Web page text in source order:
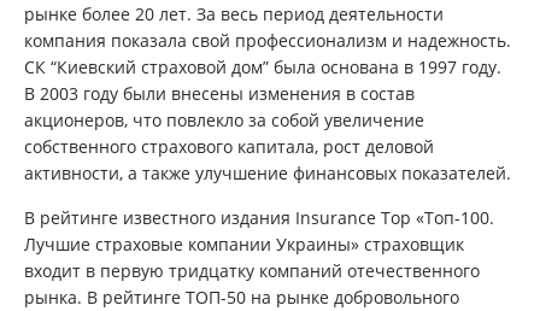
рынке более 20 лет. За весь период деятельности
компания показала свой профессионализм и надежность.
СК “Киевский страховой дом” была основана в 1997 году.
В 2003 году были внесены изменения в состав
акционеров, что повлекло за собой увеличение
собственного страхового капитала, рост деловой
активности, а также улучшение финансовых показателей.
В рейтинге известного издания Insurance Top «Топ-100.
Лучшие страховые компании Украины» страховщик
входит в первую тридцатку компаний отечественного
рынка. В рейтинге ТОП-50 на рынке добровольного